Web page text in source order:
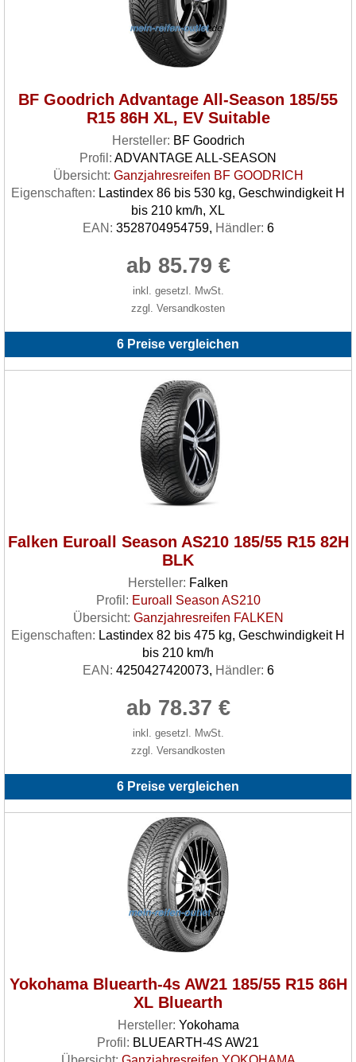
BF Goodrich Advantage All-Season 185/55
R15 86H XL, EV Suitable
Hersteller: BF Goodrich
Profil: ADVANTAGE ALL-SEASON
Übersicht: Ganzjahresreifen BF GOODRICH
Eigenschaften: Lastindex 86 bis 530 kg, Geschwindigkeit H
bis 210 km/h, XL
EAN: 3528704954759, Händler: 6
ab 85.79 €
inkl. gesetzl. MwSt.
zzgl. Versandkosten
6 Preise vergleichen
Falken Euroall Season AS210 185/55 R15 82H
BLK
Hersteller: Falken
Profil: Euroall Season AS210
Übersicht: Ganzjahresreifen FALKEN
Eigenschaften: Lastindex 82 bis 475 kg, Geschwindigkeit H
bis 210 km/h
EAN: 4250427420073, Händler: 6
ab 78.37 €
inkl. gesetzl. MwSt.
zzgl. Versandkosten
6 Preise vergleichen
Yokohama Bluearth-4s AW21 185/55 R15 86H
XL Bluearth
Hersteller: Yokohama
Profil: BLUEARTH-4S AW21